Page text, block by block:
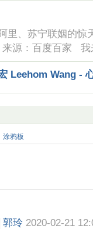
里、苏宁联姻的
来源：百度百家
Leehom Wang -
涂鸦板
郭玲 2020-02-21